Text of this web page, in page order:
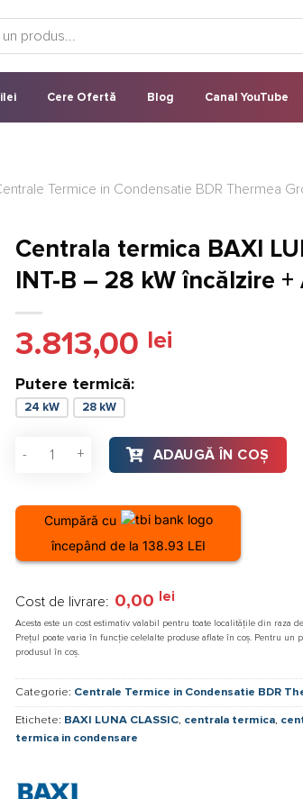
Cere Ofertă Blog Canal YouTube
Termice in Condensatie BDR Thermea
Centrala termica BAXI
INT-B – 28 kW încălzire +
3.813,00 lei
Putere termică:
24 kW 28 kW
Cantitate Centrala termica BAXI LUNA
ADAUGĂ ÎN COȘ
Cumpără cu
începând de la 138.93 LEI
Cost de livrare: 0,00 lei
Acesta este un cost estimativ valabil pentru toate localitățile din raza
Prețul poate varia în funcție celelalte produse aflate în coș. Pentru un
produsul în coș.
Categorie: Centrale Termice in Condensatie BDR
Etichete: BAXI LUNA CLASSIC centrala termica
termica in condensare